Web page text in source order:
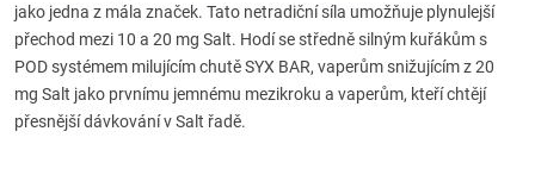
jako jedna z mála značek. Tato netradiční síla umožňuje plynulejší
přechod mezi 10 a 20 mg Salt. Hodí se středně silným kuřákům s
POD systémem milujícím chutě SYX BAR, vaperům snižujícím z 20
mg Salt jako prvnímu jemnému mezikroku a vaperům, kteří chtějí
přesnější dávkování v Salt řadě.